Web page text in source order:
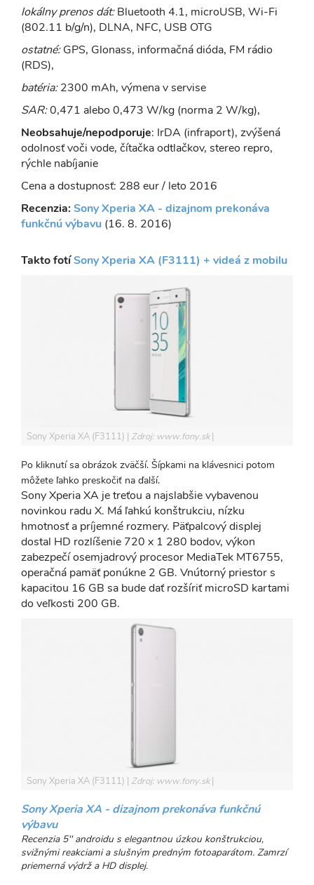
lokálny prenos dát:Bluetooth 4.1, microUSB, Wi-Fi
(802.11 b/g/n), DLNA, NFC, USB OTG
ostatné:GPS, Glonass, informačná dióda, FM rádio
(RDS),
batéria:2300 mAh, výmena v servise
SAR:0,471 alebo 0,473 W/kg (norma 2 W/kg),
Neobsahuje/nepodporuje: IrDA (infraport), zvýšená
odolnosť voči vode, čítačka odtlačkov, stereo repro,
rýchle nabíjanie
Cena a dostupnosť: 288 eur / leto 2016
Recenzia: Sony Xperia XA - dizajnom prekonáva
funkčnú výbavu (16. 8. 2016)
Takto fotíSony Xperia XA (F3111) + videá z mobilu
Sony Xperia XA (F3111) Zdroj: www.fony.sk
Po kliknutí sa obrázok zväčší. Šípkami na klávesnici potom
môžete ľahko preskočiť na ďalší.
Sony Xperia XA je treťou a najslabšie vybavenou
novinkou radu X. Má ľahkú konštrukciu, nízku
hmotnosť a príjemné rozmery. Päťpalcový displej
dostal HD rozlíšenie 720 x 1 280 bodov, výkon
zabezpečí osemjadrový procesor MediaTek MT6755,
operačná pamäť ponúkne 2 GB. Vnútorný priestor s
kapacitou 16 GB sa bude dať rozšíriť microSD kartami
do veľkosti 200 GB.
Sony Xperia XA (F3111) Zdroj: www.fony.sk
Sony Xperia XA - dizajnom prekonáva funkčnú
výbavu
Recenzia 5'' androidu s elegantnou úzkou konštrukciou,
svižnými reakciami a slušným predným fotoaparátom. Zamrzí
priemerná výdrž a HD displej.